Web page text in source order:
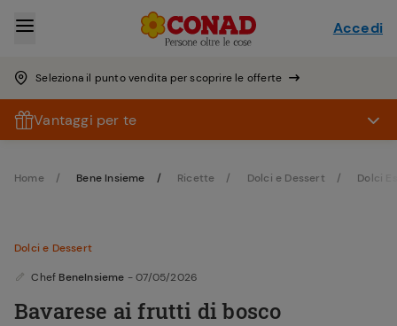
Seleziona il punto vendita per scoprire le offerte
Accedi
Vantaggi per te
Home Bene Insieme Ricette Dolci e Dessert Dolci
Dolci e Dessert
Chef BeneInsieme - 07/05/2026
Bavarese ai frutti di bosco